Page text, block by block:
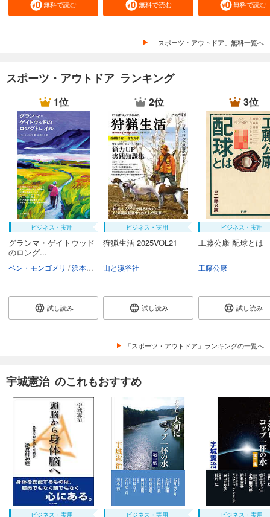
無料で読む 無料で読む 無料で読む
「スポーツ・アウトドア」無料一覧へ
スポーツ・アウトドア ランキング
1位
ビジネス・実用
グランマ・ゲイトウッド
のロング...
ベン・モンゴメリ 浜本マヤ
試し読み
2位
ビジネス・実用
狩猟生活 2025VOL21
山と溪谷社
試し読み
3位
ビジネス・実用
工藤公康 配球とは
工藤公康
試し読み
「スポーツ・アウトドア」ランキングの一覧へ
宇城憲治 のこれもおすすめ
ビジネス・実用 ビジネス・実用 ビジネス・実用